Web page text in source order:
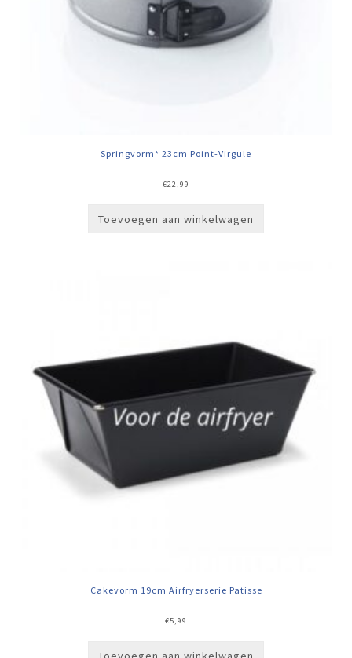
Springvorm* 23cm Point-Virgule
€22,99
Toevoegen aan winkelwagen
Cakevorm 19cm Airfryerserie Patisse
€5,99